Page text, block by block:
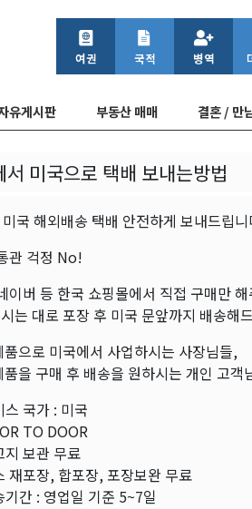
유게시판 부동산 매매 결혼 / 만
서 미국으로 택배 보내는방법
국 해외배송 택배 안전하게 보내드립니
관 걱정 No!
이버 등 한국 쇼핑몰에서 직접 구매만
는 대로 포장 후 미국 문앞까지 배송해
품으로 미국에서 사업하시는 사장님들,
품을 구매 후 배송을 원하시는 개인 고객
국가 : 미국
TO DOOR
보관 무료
재포장, 합포장, 포장보완 무료
간 : 영업일 기준 5~7일